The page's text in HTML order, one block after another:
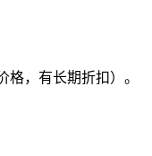
，有长期折扣）。